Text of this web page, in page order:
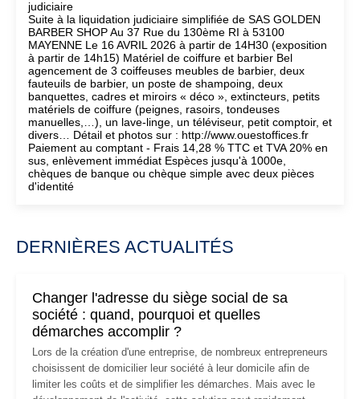
judiciaire
Suite à la liquidation judiciaire simplifiée de SAS GOLDEN
BARBER SHOP Au 37 Rue du 130ème RI à 53100
MAYENNE Le 16 AVRIL 2026 à partir de 14H30 (exposition
à partir de 14h15) Matériel de coiffure et barbier Bel
agencement de 3 coiffeuses meubles de barbier, deux
fauteuils de barbier, un poste de shampoing, deux
banquettes, cadres et miroirs « déco », extincteurs, petits
matériels de coiffure (peignes, rasoirs, tondeuses
manuelles,…), un lave-linge, un téléviseur, petit comptoir, et
divers… Détail et photos sur : http://www.ouestoffices.fr
Paiement au comptant - Frais 14,28 % TTC et TVA 20% en
sus, enlèvement immédiat Espèces jusqu'à 1000e,
chèques de banque ou chèque simple avec deux pièces
d'identité
DERNIÈRES ACTUALITÉS
Changer l'adresse du siège social de sa
société : quand, pourquoi et quelles
démarches accomplir ?
Lors de la création d'une entreprise, de nombreux entrepreneurs
choisissent de domicilier leur société à leur domicile afin de
limiter les coûts et de simplifier les démarches. Mais avec le